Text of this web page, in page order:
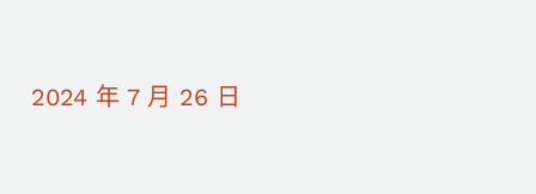
2024 年 7 月 26 日